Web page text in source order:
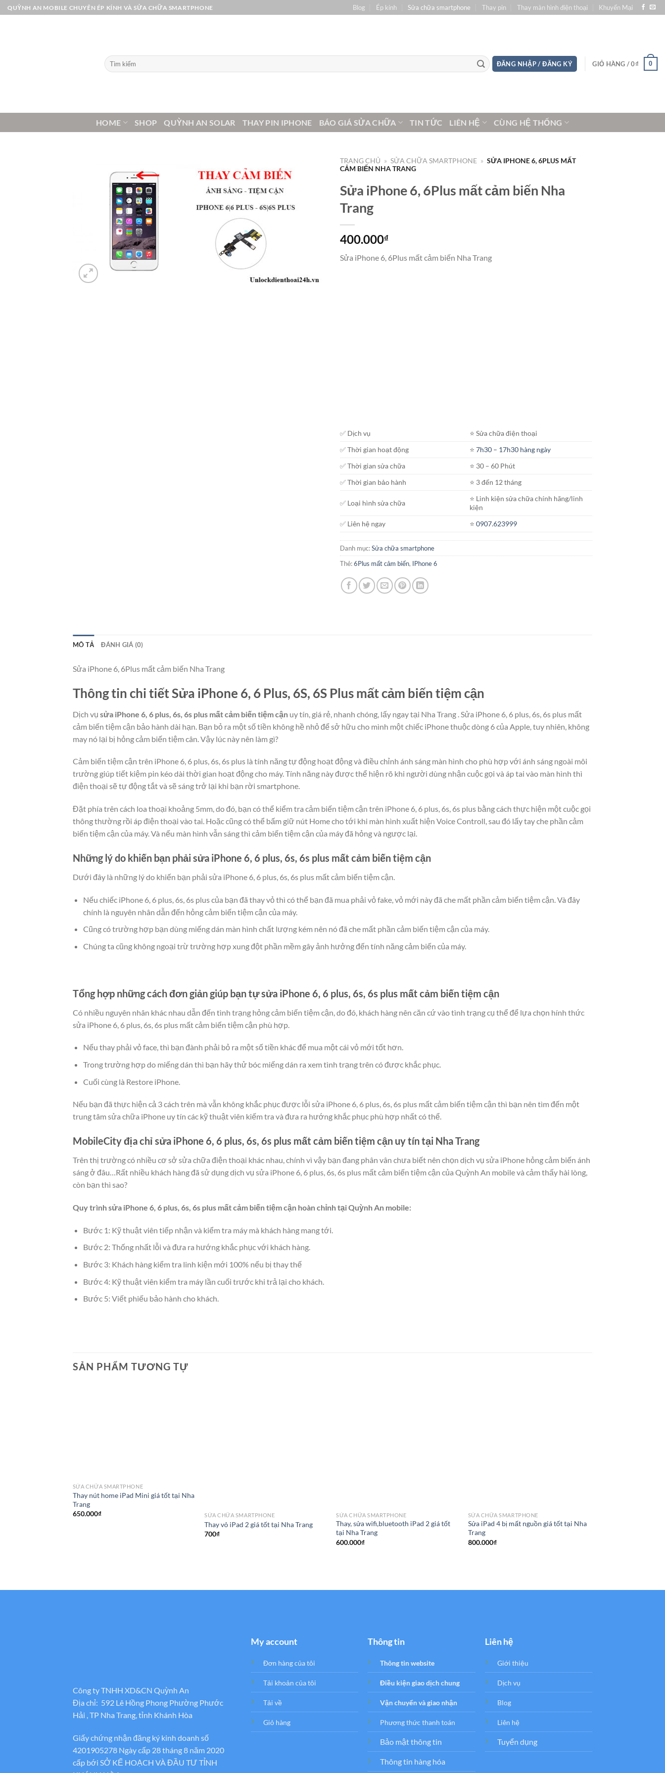
Bỏ
qua
QUỲNH AN MOBILE CHUYÊN ÉP KÍNH VÀ SỬA CHỮA SMARTPHONE Blog Ép kính Sửa chữa smartphone Thay pin Thay màn hình điện thoại Khuyến Mại
Tìm
kiếm:
ĐĂNG NHẬP / ĐĂNG KÝ GIỎ HÀNG /0₫ 0
HOME SHOP QUỲNH AN SOLAR THAY PIN IPHONE BÁO GIÁ SỬA CHỮA TIN TỨC LIÊN HỆ CÙNG HỆ THỐNG
TRANG CHỦ » SỬA CHỮA SMARTPHONE » SỬA IPHONE 6, 6PLUS MẤT
CẢM BIẾN NHA TRANG
Sửa iPhone 6, 6Plus mất cảm biến Nha
Trang
400.000₫
Sửa iPhone 6, 6Plus mất cảm biến Nha Trang
✅ Dịch vụ
⭐️ Sửa chữa điện thoại
✅ Thời gian hoạt động
⭐️7h30 – 17h30 hàng ngày
✅ Thời gian sửa chữa
⭐️ 30 – 60 Phút
✅ Thời gian bảo hành
⭐️ 3 đến 12 tháng
✅ Loại hình sửa chữa
⭐️ Linh kiện sửa chữa chính hãng/linh
kiện
✅ Liên hệ ngay
⭐️0907.623999
Danh mục:Sửa chữa smartphone
Thẻ:6Plus mất cảm biến, IPhone 6
MÔ TẢ ĐÁNH GIÁ (0)
Sửa iPhone 6, 6Plus mất cảm biến Nha Trang
Thông tin chi tiết Sửa iPhone 6, 6 Plus, 6S, 6S Plus mất cảm biến tiệm cận
Dịch vụ sửa iPhone 6, 6 plus, 6s, 6s plus mất cảm biến tiệm cận uy tín, giá rẻ, nhanh chóng, lấy ngay tại Nha Trang . Sửa iPhone 6, 6 plus, 6s, 6s plus mất
cảm biến tiệm cận bảo hành dài hạn. Bạn bỏ ra một số tiền không hề nhỏ để sở hữu cho mình một chiếc iPhone thuộc dòng 6 của Apple, tuy nhiên, không
may nó lại bị hỏng cảm biến tiệm cân. Vậy lúc này nên làm gì?
Cảm biến tiệm cận trên iPhone 6, 6 plus, 6s, 6s plus là tính năng tự động hoạt động và điều chỉnh ánh sáng màn hình cho phù hợp với ánh sáng ngoài môi
trường giúp tiết kiệm pin kéo dài thời gian hoạt động cho máy. Tính năng này được thể hiện rõ khi người dùng nhận cuộc gọi và áp tai vào màn hình thì
điện thoại sẽ tự động tắt và sẽ sáng trở lại khi bạn rời smartphone.
Đặt phía trên cách loa thoại khoảng 5mm, do đó, bạn có thể kiểm tra cảm biến tiệm cận trên iPhone 6, 6 plus, 6s, 6s plus bằng cách thực hiện một cuộc gọi
thông thường rồi áp điện thoại vào tai. Hoặc cũng có thể bấm giữ nút Home cho tới khi màn hình xuất hiện Voice Controll, sau đó lấy tay che phần cảm
biến tiệm cận của máy. Và nếu màn hình vẫn sáng thì cảm biến tiệm cận của máy đã hỏng và ngược lại.
Những lý do khiến bạn phải sửa iPhone 6, 6 plus, 6s, 6s plus mất cảm biến tiệm cận
Dưới đây là những lý do khiến bạn phải sửa iPhone 6, 6 plus, 6s, 6s plus mất cảm biến tiệm cận.
Nếu chiếc iPhone 6, 6 plus, 6s, 6s plus của bạn đã thay vỏ thì có thể bạn đã mua phải vỏ fake, vỏ mới này đã che mất phần cảm biến tiệm cận. Và đây
chính là nguyên nhân dẫn đến hỏng cảm biến tiệm cận của máy.
Cũng có trường hợp bạn dùng miếng dán màn hình chất lượng kém nên nó đã che mất phần cảm biến tiệm cận của máy.
Chúng ta cũng không ngoại trừ trường hợp xung đột phần mềm gây ảnh hưởng đến tính năng cảm biến của máy.
Tổng hợp những cách đơn giản giúp bạn tự sửa iPhone 6, 6 plus, 6s, 6s plus mất cảm biến tiệm cận
Có nhiều nguyên nhân khác nhau dẫn đến tình trạng hỏng cảm biến tiệm cận, do đó, khách hàng nên căn cứ vào tình trạng cụ thể để lựa chọn hính thức
sửa iPhone 6, 6 plus, 6s, 6s plus mất cảm biến tiệm cận phù hợp.
Nếu thay phải vỏ face, thì bạn đành phải bỏ ra một số tiền khác để mua một cái vỏ mới tốt hơn.
Trong trường hợp do miếng dán thì bạn hãy thử bóc miếng dán ra xem tình trạng trên có được khắc phục.
Cuối cùng là Restore iPhone.
Nếu bạn đã thực hiện cả 3 cách trên mà vẫn không khắc phục được lỗi sửa iPhone 6, 6 plus, 6s, 6s plus mất cảm biến tiệm cận thì bạn nên tìm đến một
trung tâm sửa chữa iPhone uy tín các kỹ thuật viên kiếm tra và đưa ra hướng khắc phục phù hợp nhất có thể.
MobileCity địa chỉ sửa iPhone 6, 6 plus, 6s, 6s plus mất cảm biến tiệm cận uy tín tại Nha Trang
Trên thị trường có nhiều cơ sở sửa chữa điện thoại khác nhau, chính vì vậy bạn đang phân vân chưa biết nên chọn dịch vụ sửa iPhone hỏng cảm biến ánh
sáng ở đâu…Rất nhiều khách hàng đã sử dụng dịch vụ sửa iPhone 6, 6 plus, 6s, 6s plus mất cảm biến tiệm cận của Quỳnh An mobile và cảm thấy hài lòng,
còn bạn thì sao?
Quy trình sửa iPhone 6, 6 plus, 6s, 6s plus mất cảm biến tiệm cận hoàn chỉnh tại Quỳnh An mobile:
Bước 1: Kỹ thuật viên tiếp nhận và kiểm tra máy mà khách hàng mang tới.
Bước 2: Thống nhất lỗi và đưa ra hướng khắc phục với khách hàng.
Bước 3: Khách hàng kiểm tra linh kiện mới 100% nếu bị thay thế
Bước 4: Kỹ thuật viên kiểm tra máy lần cuối trước khi trả lại cho khách.
Bước 5: Viết phiếu bảo hành cho khách.
SẢN PHẨM TƯƠNG TỰ
SỬA CHỮA SMARTPHONE
Thay nút home iPad Mini giá tốt tại Nha
Trang
650.000₫ SỬA CHỮA SMARTPHONE
Thay vỏ iPad 2 giá tốt tại Nha Trang
700₫
SỬA CHỮA SMARTPHONE
Thay, sửa wifi,bluetooth iPad 2 giá tốt
tại Nha Trang
600.000₫
SỬA CHỮA SMARTPHONE
Sửa iPad 4 bị mất nguồn giá tốt tại Nha
Trang
800.000₫
Công ty TNHH XD&CN Quỳnh An
Địa chỉ: 592 Lê Hồng Phong Phường Phước
Hải , TP Nha Trang, tỉnh Khánh Hòa
Giấy chứng nhận đăng ký kinh doanh số
4201905278 Ngày cấp 28 tháng 8 năm 2020
cấp bới SỞ KẾ HOẠCH VÀ ĐẦU TƯ TỈNH
My account
Đơn hàng của tôi
Tải khoản của tôi
Tải về
Giỏ hàng
Thông tin
Thông tin website
Điều kiện giao dịch chung
Vận chuyển và giao nhận
Phương thức thanh toán
Bảo mật thông tin
Thông tin hàng hóa
Liên hệ
Giới thiệu
Dịch vụ
Blog
Liên hệ
Tuyển dụng